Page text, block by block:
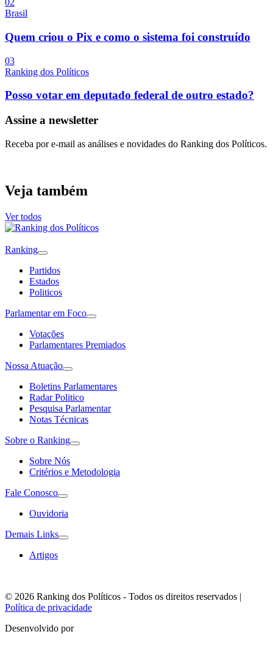
02
Brasil
Quem criou o Pix e como o sistema foi construído
03
Ranking dos Políticos
Posso votar em deputado federal de outro estado?
Assine a newsletter
Receba por e-mail as análises e novidades do Ranking dos Políticos.
Veja também
Ver todos
Ranking
Partidos
Estados
Politicos
Parlamentar em Foco
Votações
Parlamentares Premiados
Nossa Atuação
Boletins Parlamentares
Radar Politico
Pesquisa Parlamentar
Notas Técnicas
Sobre o Ranking
Sobre Nós
Critérios e Metodologia
Fale Conosco
Ouvidoria
Demais Links
Artigos
© 2026 Ranking dos Políticos - Todos os direitos reservados |
Política de privacidade
Desenvolvido por